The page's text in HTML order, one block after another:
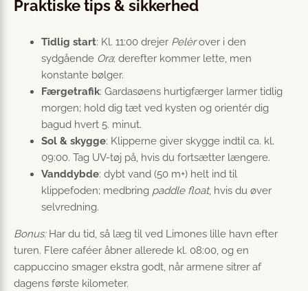
Praktiske tips & sikkerhed
Tidlig start: Kl. 11:00 drejer Pelèrover i den
sydgående Ora; derefter kommer lette, men
konstante bølger.
Færgetrafik: Gardasøens hurtigfærger larmer tidlig
morgen; hold dig tæt ved kysten og orientér dig
bagud hvert 5. minut.
Sol & skygge: Klipperne giver skygge indtil ca. kl.
09:00. Tag UV-tøj på, hvis du fortsætter længere.
Vanddybde: dybt vand (50 m+) helt ind til
klippefoden; medbring paddle float, hvis du øver
selvredning.
Bonus:Har du tid, så læg til ved Limones lille havn efter
turen. Flere caféer åbner allerede kl. 08:00, og en
cappuccino smager ekstra godt, når armene sitrer af
dagens første kilometer.